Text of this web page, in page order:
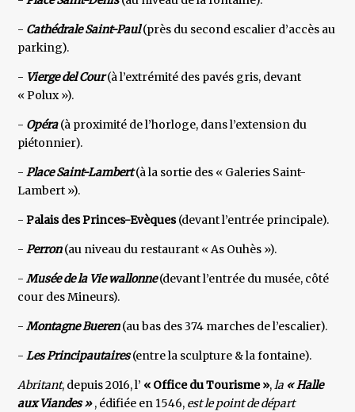
- Cathédrale Saint-Paul(près du second escalier d’accès au
parking).
- Vierge del Cour(à l’extrémité des pavés gris, devant
« Polux »).
- Opéra(à proximité de l’horloge, dans l’extension du
piétonnier).
-Place Saint-Lambert(à la sortie des « Galeries Saint-
Lambert »).
- Palais des Princes-Evèques(devant l’entrée principale).
-Perron(au niveau du restaurant « As Ouhès »).
-Musée de la Vie wallonne(devant l’entrée du musée, côté
cour des Mineurs).
-Montagne Bueren(au bas des 374 marches de l’escalier).
- Les Principautaires(entre la sculpture & la fontaine).
Abritant, depuis 2016, l’ « Office du Tourisme »,la « Halle
aux Viandes », édifiée en 1546, est le point de départ